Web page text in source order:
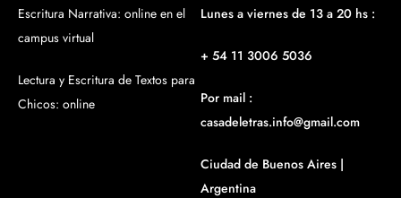
Escritura Narrativa: online en el
campus virtual
Lectura y Escritura de Textos para
Chicos: online
Lunes a viernes de 13 a 20 hs :
+ 54 11 3006 5036
Por mail :
casadeletras.info@gmail.com
Ciudad de Buenos Aires |
Argentina